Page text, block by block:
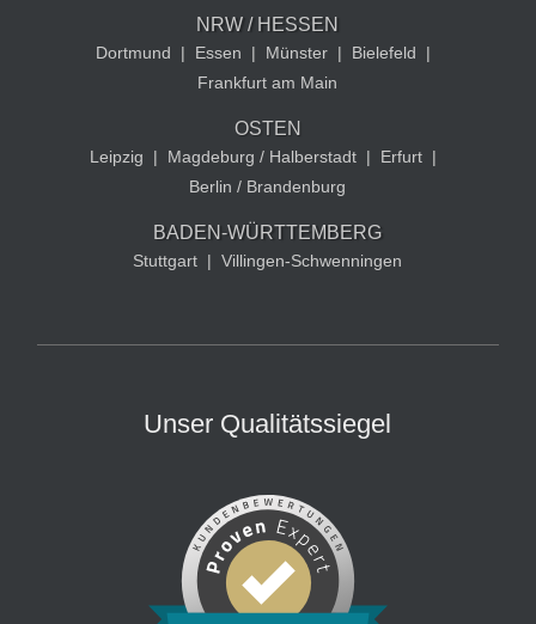
NRW / HESSEN
Dortmund | Essen | Münster | Bielefeld
|
Frankfurt am Main
OSTEN
Leipzig | Magdeburg / Halberstadt | Erfurt |
Berlin / Brandenburg
BADEN-WÜRTTEMBERG
Stuttgart | Villingen-Schwenningen
Unser Qualitätssiegel